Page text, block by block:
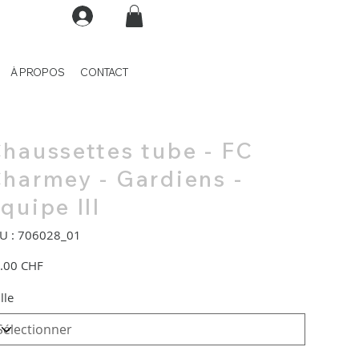
À PROPOS CONTACT
tube - FC
- Gardiens -
lll
: SKU
706028_01
706028_01
CHF